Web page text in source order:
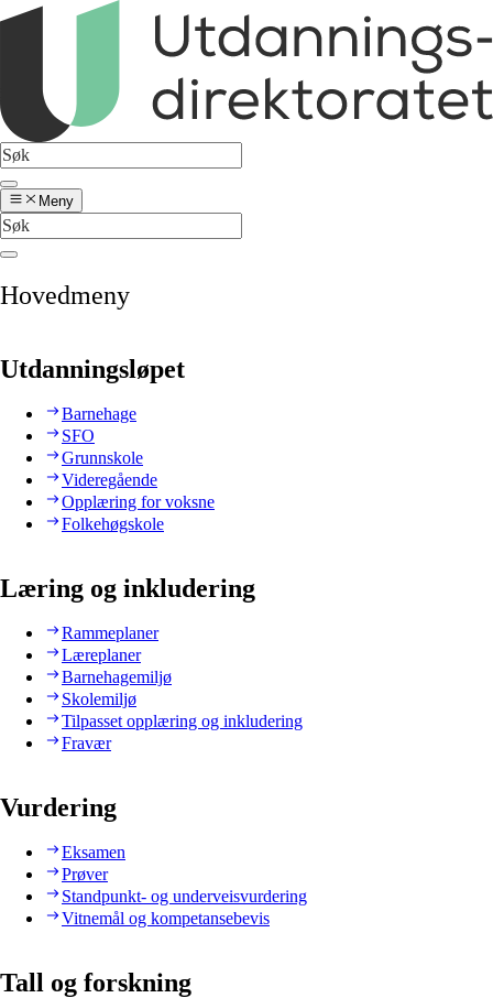
Meny
Hovedmeny
Utdanningsløpet
Barnehage
SFO
Grunnskole
Videregående
Opplæring for voksne
Folkehøgskole
Læring og inkludering
Rammeplaner
Læreplaner
Barnehagemiljø
Skolemiljø
Tilpasset opplæring og inkludering
Fravær
Vurdering
Eksamen
Prøver
Standpunkt- og underveisvurdering
Vitnemål og kompetansebevis
Tall og forskning